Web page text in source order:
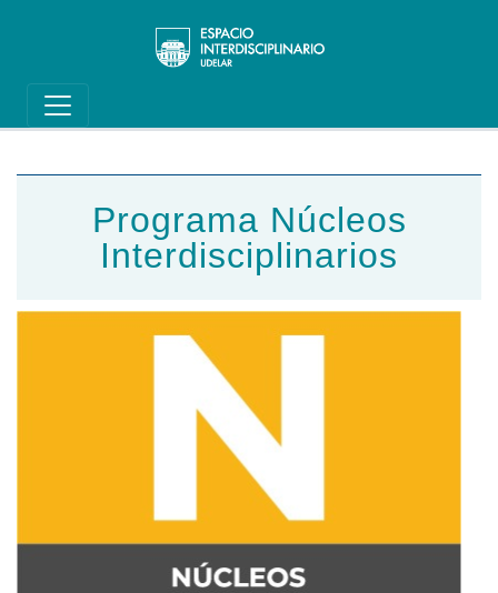
Main navigation
Programa Núcleos
Interdisciplinarios